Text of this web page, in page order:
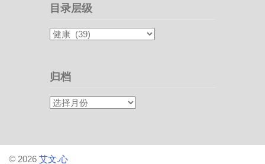
目录层级
目
录
归档
归
档
© 2026 艾文.心